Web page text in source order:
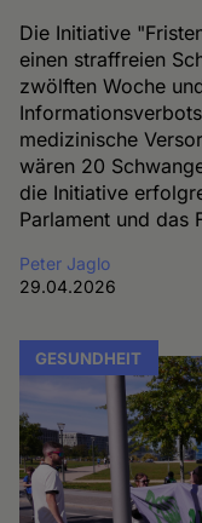
Die Initiative
einen straffreien
zwölften Woche
medizinische
wären 20
die Initiative
Parlament und das
Peter Jaglo
29.04.2026
GESUNDHEIT